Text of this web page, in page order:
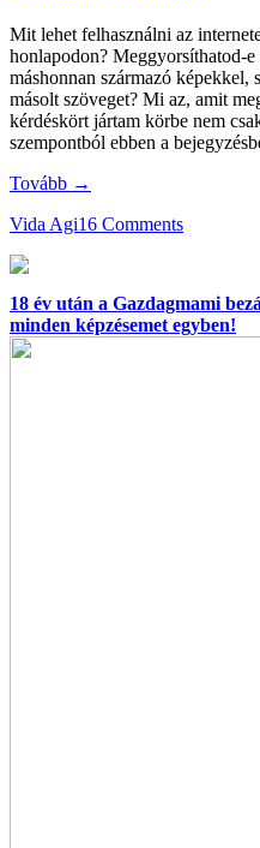
Mit lehet felhasználni az
honlapodon? Meggyorsíthatod-e
máshonnan származó képekkel,
másolt szöveget? Mi az, amit
kérdéskört jártam körbe nem
szempontból ebben a
Tovább →
Vida Agi16 Comments
18 év után a Gazdagmami
minden képzésemet egyben!